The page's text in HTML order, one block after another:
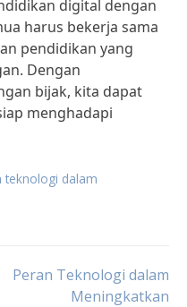
digital dengan
harus bekerja sama
pendidikan yang
Dengan
bijak, kita dapat
menghadapi
teknologi dalam
Peran Teknologi dalam
Meningkatkan